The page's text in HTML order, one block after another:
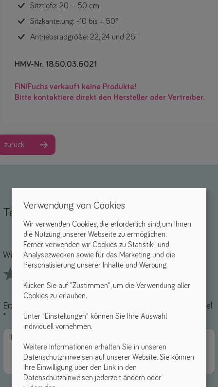
Sitztiefe: 20 – 50 cm
Sitzkantelung: -10 bis + 50°
Antriebsradgröße: 22, 24 und 26"
HMV-Nr. 18.50.03.6021
FiNiFuchs verkauft keine Produkte!
Bitte kontaktiere direkt den Hersteller oder Vertreiber.
zurück
Teile deine Erfahrungen
Wie findest du dieses Hilfsmittel? *
2 Stars3 Stars4 Stars5 Stars
Erzähle uns von deinen Erfahrungen mit diesem Hilfsmittel
*
Verwendung von Cookies
Wir verwenden Cookies, die erforderlich sind, um Ihnen
die Nutzung unserer Webseite zu ermöglichen.
Ferner verwenden wir Cookies zu Statistik- und
Analysezwecken sowie für das Marketing und die
Personalisierung unserer Inhalte und Werbung.
Klicken Sie auf "Zustimmen", um die Verwendung aller
Cookies zu erlauben.
Unter "Einstellungen" können Sie Ihre Auswahl
individuell vornehmen.
Weitere Informationen erhalten Sie in unseren
Datenschutzhinweisen auf unserer Website. Sie können
Ihre Einwilligung über den Link in den
Datenschutzhinweisen jederzeit ändern oder